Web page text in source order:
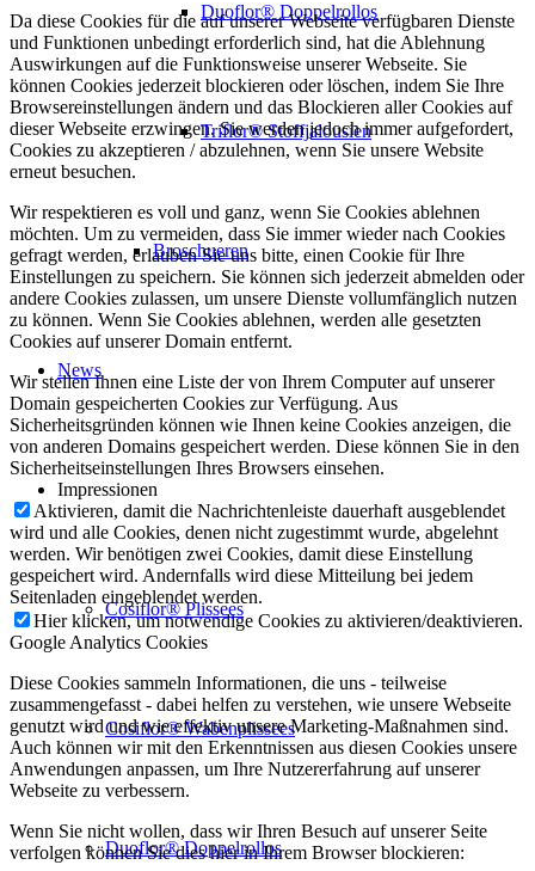
Duoflor® Doppelrollos
Triflor® Stoffjalousien
Broschueren
News
Impressionen
Cosiflor® Plissees
Cosiflor® Wabenplissees
Duoflor® Doppelrollos
Da diese Cookies für die auf unserer Webseite verfügbaren Dienste
und Funktionen unbedingt erforderlich sind, hat die Ablehnung
Auswirkungen auf die Funktionsweise unserer Webseite. Sie
können Cookies jederzeit blockieren oder löschen, indem Sie Ihre
Browsereinstellungen ändern und das Blockieren aller Cookies auf
dieser Webseite erzwingen. Sie werden jedoch immer aufgefordert,
Cookies zu akzeptieren / abzulehnen, wenn Sie unsere Website
erneut besuchen.
Wir respektieren es voll und ganz, wenn Sie Cookies ablehnen
möchten. Um zu vermeiden, dass Sie immer wieder nach Cookies
gefragt werden, erlauben Sie uns bitte, einen Cookie für Ihre
Einstellungen zu speichern. Sie können sich jederzeit abmelden oder
andere Cookies zulassen, um unsere Dienste vollumfänglich nutzen
zu können. Wenn Sie Cookies ablehnen, werden alle gesetzten
Cookies auf unserer Domain entfernt.
Wir stellen Ihnen eine Liste der von Ihrem Computer auf unserer
Domain gespeicherten Cookies zur Verfügung. Aus
Sicherheitsgründen können wie Ihnen keine Cookies anzeigen, die
von anderen Domains gespeichert werden. Diese können Sie in den
Sicherheitseinstellungen Ihres Browsers einsehen.
Aktivieren, damit die Nachrichtenleiste dauerhaft ausgeblendet
wird und alle Cookies, denen nicht zugestimmt wurde, abgelehnt
werden. Wir benötigen zwei Cookies, damit diese Einstellung
gespeichert wird. Andernfalls wird diese Mitteilung bei jedem
Seitenladen eingeblendet werden.
Hier klicken, um notwendige Cookies zu aktivieren/deaktivieren.
Google Analytics Cookies
Diese Cookies sammeln Informationen, die uns - teilweise
zusammengefasst - dabei helfen zu verstehen, wie unsere Webseite
genutzt wird und wie effektiv unsere Marketing-Maßnahmen sind.
Auch können wir mit den Erkenntnissen aus diesen Cookies unsere
Anwendungen anpassen, um Ihre Nutzererfahrung auf unserer
Webseite zu verbessern.
Wenn Sie nicht wollen, dass wir Ihren Besuch auf unserer Seite
verfolgen können Sie dies hier in Ihrem Browser blockieren: